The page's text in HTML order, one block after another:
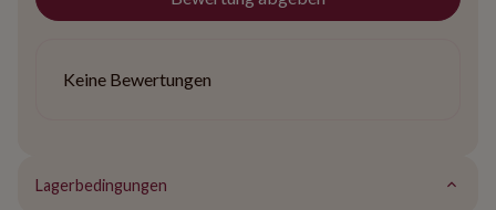
Keine Bewertungen
Lagerbedingungen